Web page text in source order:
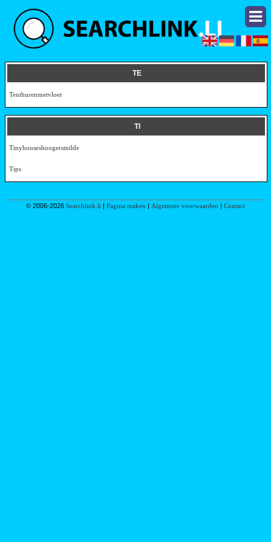
TE
Tenthurenmetvloer
TI
Tinyhouseshoogersmilde
Tips
© 2006-2026 Searchlink.li | Pagina maken | Algemene voorwaarden | Contact